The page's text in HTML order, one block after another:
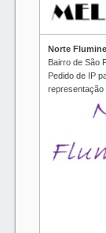
Norte
Bairro de São
Pedido de IP
representação